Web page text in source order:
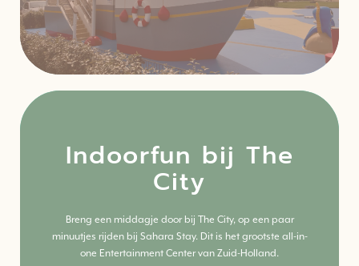
Indoorfun bij The
City
Breng een middagje door bij The City, op een paar
minuutjes rijden bij Sahara Stay. Dit is het grootste all-in-
one Entertainment Center van Zuid-Holland.
Meer weten? Lees alles over deze activiteit.
Klik hier